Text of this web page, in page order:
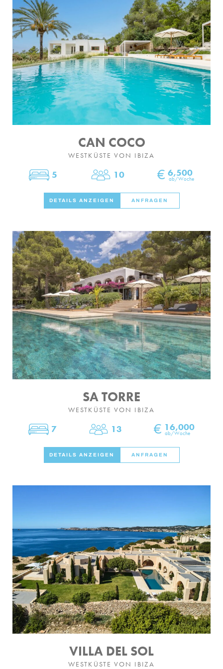
CAN COCO
WESTKÜSTE VON IBIZA
Schlafzimmer
5 Personen
10 € 6,500
ab/Woche
DETAILS ANZEIGEN ANFRAGEN
SA TORRE
WESTKÜSTE VON IBIZA
Schlafzimmer
7 Personen
13 € 16,000
ab/Woche
DETAILS ANZEIGEN ANFRAGEN
VILLA DEL SOL
WESTKÜSTE VON IBIZA